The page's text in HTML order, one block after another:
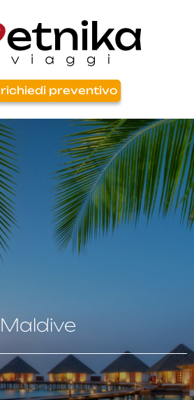
richiedi preventivo
Maldive